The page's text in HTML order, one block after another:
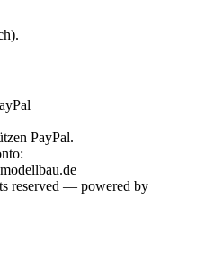
PayPal.
reserved — powered by